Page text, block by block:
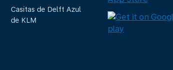
Casitas de Delft Azul
de KLM